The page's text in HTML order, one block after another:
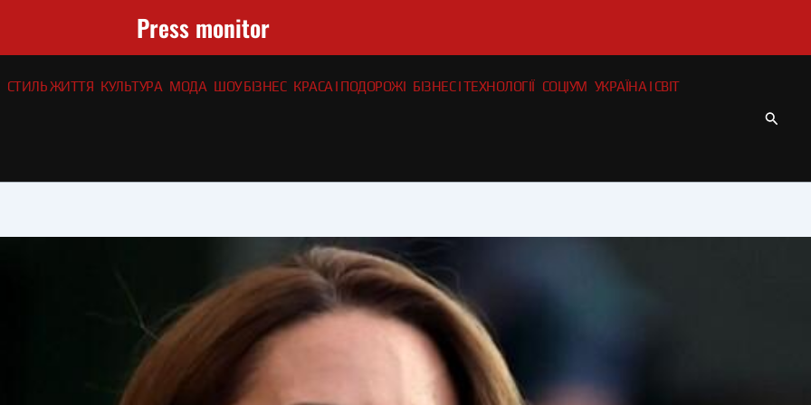
Press monitor
СТИЛЬ ЖИТТЯ КУЛЬТУРА МОДА ШОУ БІЗНЕС КРАСА І ПОДОРОЖІ БІЗНЕС І ТЕХНОЛОГІЇ СОЦІУМ УКРАЇНА І СВІТ